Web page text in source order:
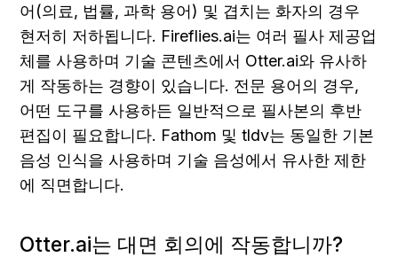
어(의료, 법률, 과학 용어) 및 겹치는 화자의 경우
현저히 저하됩니다. Fireflies.ai는 여러 필사 제공업
체를 사용하며 기술 콘텐츠에서 Otter.ai와 유사하
게 작동하는 경향이 있습니다. 전문 용어의 경우,
어떤 도구를 사용하든 일반적으로 필사본의 후반
편집이 필요합니다. Fathom 및 tldv는 동일한 기본
음성 인식을 사용하며 기술 음성에서 유사한 제한
에 직면합니다.
Otter.ai는 대면 회의에 작동합니까?